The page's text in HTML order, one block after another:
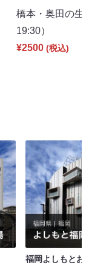
橋本・奥田の
19:30）
¥2500 (税込)
福岡よしもとお